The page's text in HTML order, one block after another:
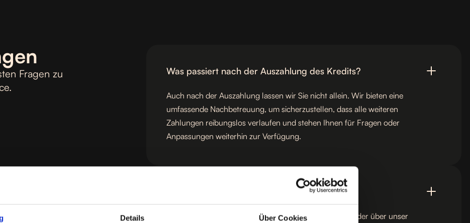
Details Über Cookies
Fragen zu
Was passiert nach der Auszahlung des Kredits?
Auch nach der Auszahlung lassen wir Sie nicht allein. Wir bieten eine
umfassende Nachbetreuung, um sicherzustellen, dass alle weiteren
Zahlungen reibungslos verlaufen und stehen Ihnen für Fragen oder
Anpassungen weiterhin zur Verfügung.
Wie kann ich ein Erstgespräch vereinbaren?
Ein Erstgespräch können Sie ganz einfach telefonisch oder über unser